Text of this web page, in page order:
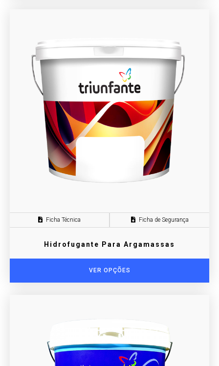
Ficha Técnica Ficha de Segurança
Hidrofugante Para Argamassas
VER OPÇÕES